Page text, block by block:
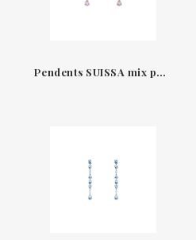
Pendents SUISSA mix pedres or groc 18kt a01-30-320mix1-00